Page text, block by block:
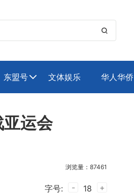

东盟号 文体娱乐 华人华侨
亚运会
浏览量：87461
字号: - 18 +